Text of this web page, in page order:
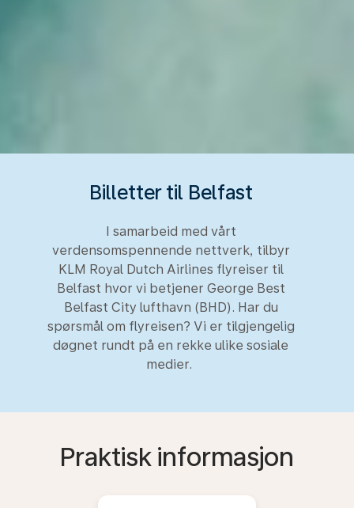
Billetter til Belfast
I samarbeid med vårt
verdensomspennende nettverk, tilbyr
KLM Royal Dutch Airlines flyreiser til
Belfast hvor vi betjener George Best
Belfast City lufthavn (BHD). Har du
spørsmål om flyreisen? Vi er tilgjengelig
døgnet rundt på en rekke ulike sosiale
medier.
Praktisk informasjon